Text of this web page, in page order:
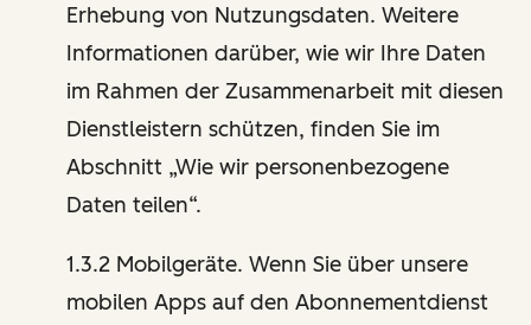
Erhebung von Nutzungsdaten. Weitere
Informationen darüber, wie wir Ihre Daten
im Rahmen der Zusammenarbeit mit diesen
Dienstleistern schützen, finden Sie im
Abschnitt „Wie wir personenbezogene
Daten teilen“.
1.3.2 Mobilgeräte. Wenn Sie über unsere
mobilen Apps auf den Abonnementdienst